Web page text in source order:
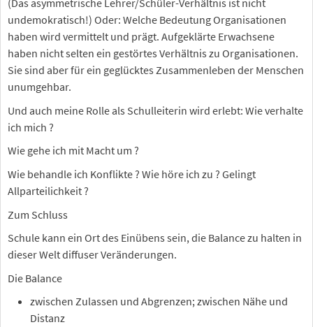
(Das asymmetrische Lehrer/Schüler-Verhältnis ist nicht
undemokratisch!) Oder: Welche Bedeutung Organisationen
haben wird vermittelt und prägt. Aufgeklärte Erwachsene
haben nicht selten ein gestörtes Verhältnis zu Organisationen.
Sie sind aber für ein geglücktes Zusammenleben der Menschen
unumgehbar.
Und auch meine Rolle als Schulleiterin wird erlebt: Wie verhalte
ich mich ?
Wie gehe ich mit Macht um ?
Wie behandle ich Konflikte ? Wie höre ich zu ? Gelingt
Allparteilichkeit ?
Zum Schluss
Schule kann ein Ort des Einübens sein, die Balance zu halten in
dieser Welt diffuser Veränderungen.
Die Balance
zwischen Zulassen und Abgrenzen; zwischen Nähe und
Distanz